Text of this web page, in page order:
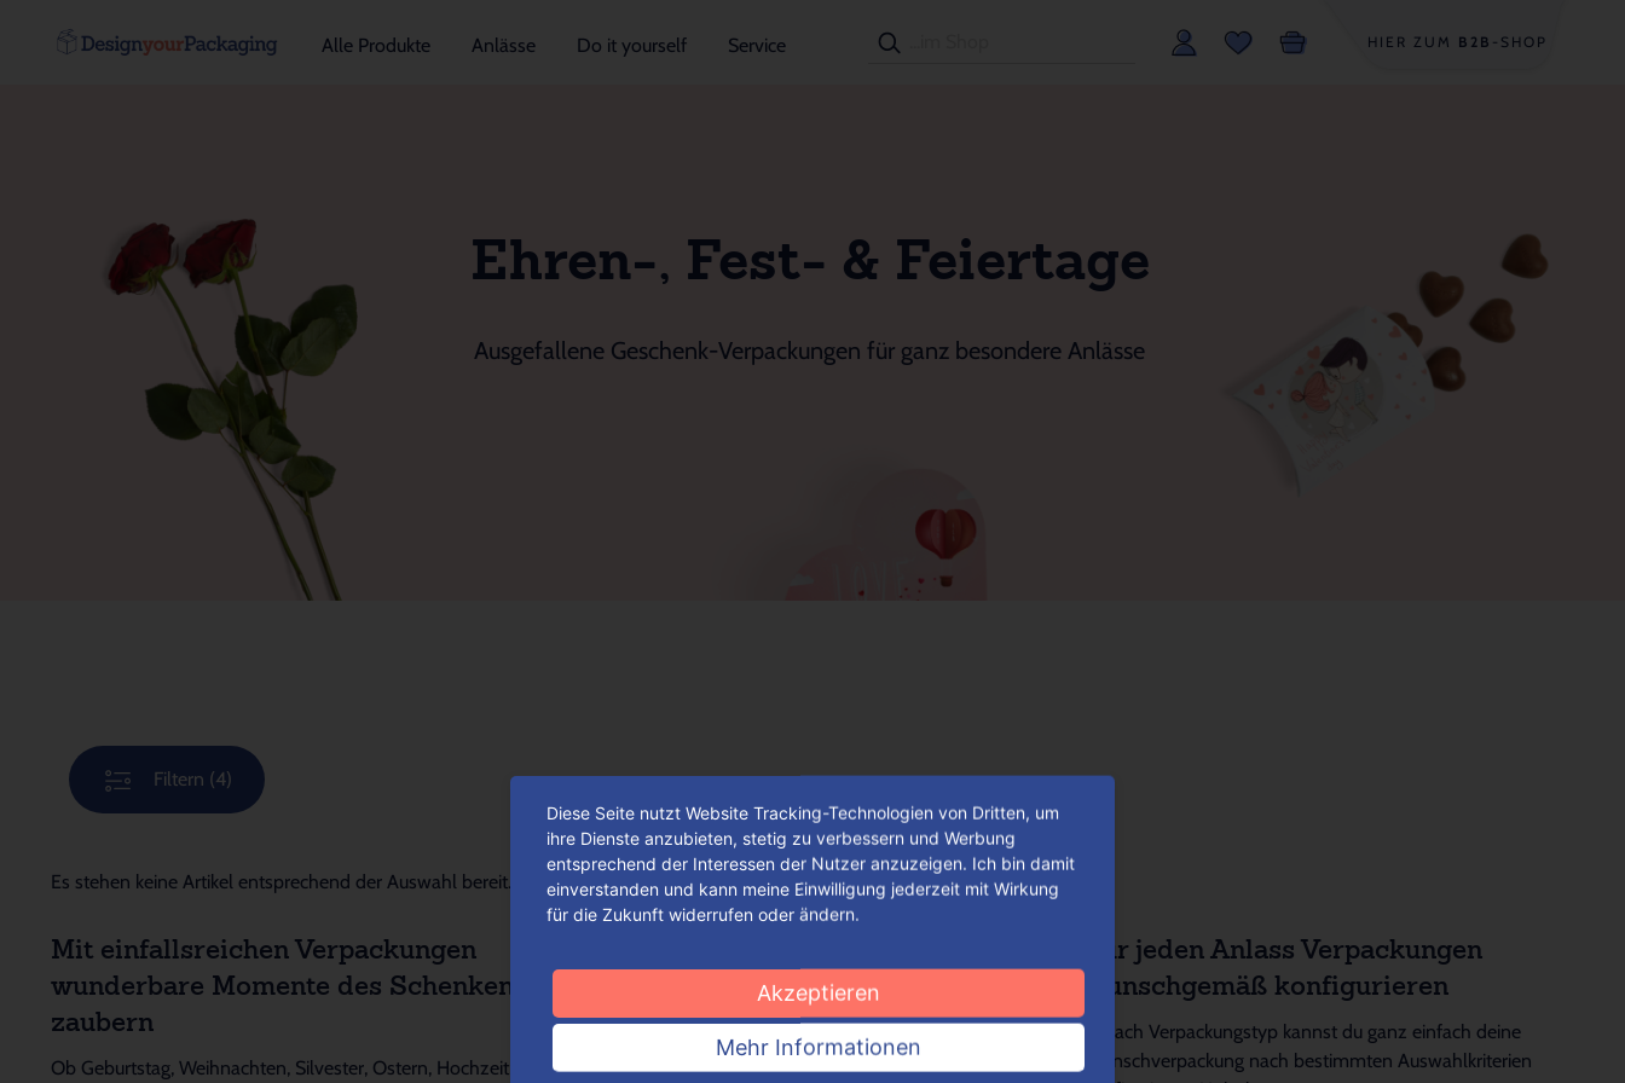
Alle Produkte Anlässe Do it yourself Service HIER ZUM B2B -SHOP
Ehren-, Fest- & Feiertage
Ausgefallene Geschenk-Verpackungen für ganz besondere Anlässe
Filtern (4)
Es stehen keine Artikel entsprechend der Auswahl bereit.
Mit einfallsreichen Verpackungen
wunderbare Momente des Schenkens
zaubern
Ob Geburtstag, Weihnachten, Silvester, Ostern, Hochzeit,
Verpackung – einfach, schnell und
komfortabel
So groß die Auswahl an ansprechenden
Für jeden Anlass Verpackungen
wunschgemäß konfigurieren
Je nach Verpackungstyp kannst du ganz einfach deine
Wunschverpackung nach bestimmten Auswahlkriterien
Diese Seite nutzt Website Tracking-Technologien von Dritten, um
ihre Dienste anzubieten, stetig zu verbessern und Werbung
entsprechend der Interessen der Nutzer anzuzeigen. Ich bin damit
einverstanden und kann meine Einwilligung jederzeit mit Wirkung
für die Zukunft widerrufen oder ändern.
Akzeptieren
Mehr Informationen